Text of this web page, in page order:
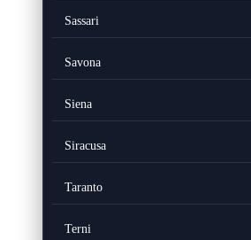
Sassari
Savona
Siena
Siracusa
Taranto
Terni